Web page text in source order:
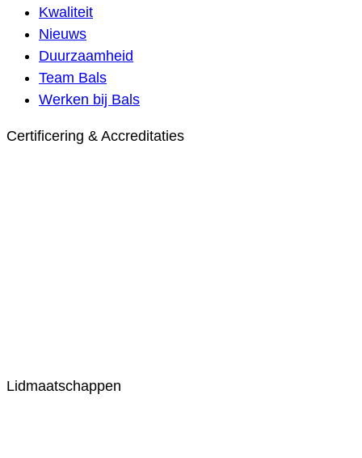
Kwaliteit
Nieuws
Duurzaamheid
Team Bals
Werken bij Bals
Certificering & Accreditaties
Lidmaatschappen